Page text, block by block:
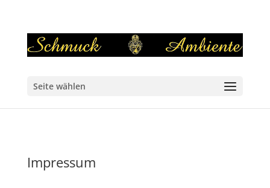
Seite wählen
Impressum